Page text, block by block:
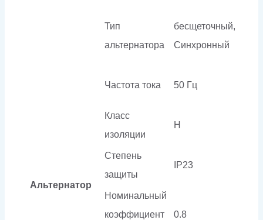
Альтернатор
Тип
альтернатора
бесщеточный,
Синхронный
Частота тока 50 Гц
Класс
изоляции
H
Степень
защиты
IP23
Номинальный
коэффициент
0.8